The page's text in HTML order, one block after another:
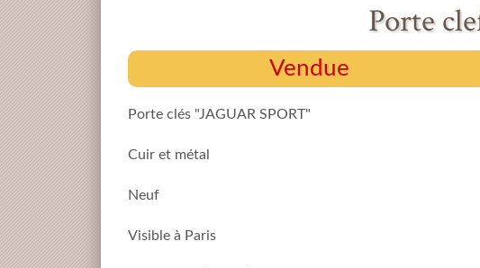
Porte
Vendue
Porte clés "JAGUAR SPORT"
Cuir et métal
Neuf
Visible à Paris